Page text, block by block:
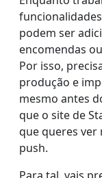
podem ser
encomendas
Por isso,
produção e
mesmo antes
que o site de
que queres ver
push.